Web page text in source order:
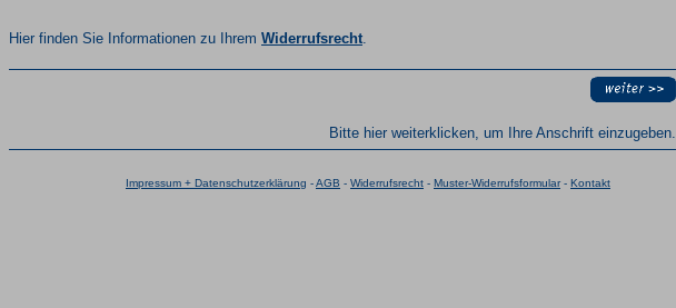
Hier finden Sie Informationen zu Ihrem Widerrufsrecht.
Bitte hier weiterklicken, um Ihre Anschrift einzugeben.
Impressum + Datenschutzerklärung -AGB - Widerrufsrecht - Muster-Widerrufsformular- Kontakt